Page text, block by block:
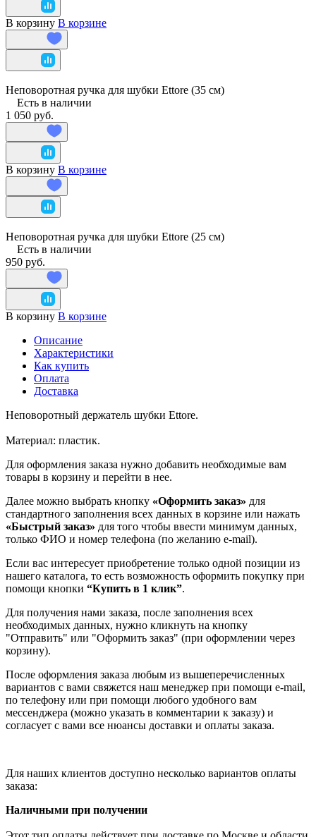
В корзину В корзине
Неповоротная ручка для шубки Ettore (35 см)
Есть в наличии
1 050 руб.
В корзину В корзине
Неповоротная ручка для шубки Ettore (25 см)
Есть в наличии
950 руб.
В корзину В корзине
Описание
Характеристики
Как купить
Оплата
Доставка
Неповоротный держатель шубки Ettore.
Материал: пластик.
Для оформления заказа нужно добавить необходимые вам
товары в корзину и перейти в нее.
Далее можно выбрать кнопку «Оформить заказ» для
стандартного заполнения всех данных в корзине или нажать
«Быстрый заказ» для того чтобы ввести минимум данных,
только ФИО и номер телефона (по желанию e-mail).
Если вас интересует приобретение только одной позиции из
нашего каталога, то есть возможность оформить покупку при
помощи кнопки “Купить в 1 клик”.
Для получения нами заказа, после заполнения всех
необходимых данных, нужно кликнуть на кнопку
"Отправить" или "Оформить заказ" (при оформлении через
корзину).
После оформления заказа любым из вышеперечисленных
вариантов с вами свяжется наш менеджер при помощи e-mail,
по телефону или при помощи любого удобного вам
мессенджера (можно указать в комментарии к заказу) и
согласует с вами все нюансы доставки и оплаты заказа.
Для наших клиентов доступно несколько вариантов оплаты
заказа:
Наличными при получении